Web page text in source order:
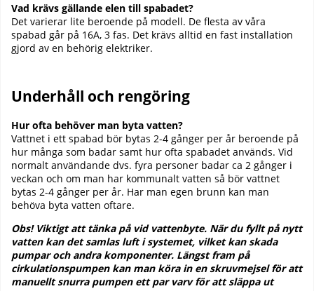
Vad krävs gällande elen till spabadet?
Det varierar lite beroende på modell. De flesta av våra
spabad går på 16A, 3 fas. Det krävs alltid en fast installation
gjord av en behörig elektriker.
Underhåll och rengöring
Hur ofta behöver man byta vatten?
Vattnet i ett spabad bör bytas 2-4 gånger per år beroende på
hur många som badar samt hur ofta spabadet används. Vid
normalt användande dvs. fyra personer badar ca 2 gånger i
veckan och om man har kommunalt vatten så bör vattnet
bytas 2-4 gånger per år. Har man egen brunn kan man
behöva byta vatten oftare.
Obs! Viktigt att tänka på vid vattenbyte. När du fyllt på nytt
vatten kan det samlas luft i systemet, vilket kan skada
pumpar och andra komponenter. Längst fram på
cirkulationspumpen kan man köra in en skruvmejsel för att
manuellt snurra pumpen ett par varv för att släppa ut